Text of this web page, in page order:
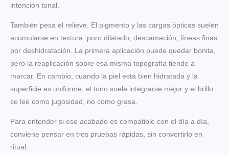
intención tonal.
También pesa el relieve. El pigmento y las cargas ópticas suelen
acumularse en textura: poro dilatado, descamación, líneas finas
por deshidratación. La primera aplicación puede quedar bonita,
pero la reaplicación sobre esa misma topografía tiende a
marcar. En cambio, cuando la piel está bien hidratada y la
superficie es uniforme, el tono suele integrarse mejor y el brillo
se lee como jugosidad, no como grasa.
Para entender si ese acabado es compatible con el día a día,
conviene pensar en tres pruebas rápidas, sin convertirlo en
ritual: